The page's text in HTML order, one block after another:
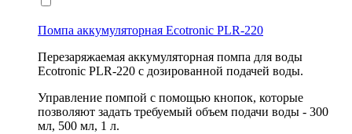
Помпа аккумуляторная Ecotronic PLR-220
Перезаряжаемая аккумуляторная помпа для воды
Ecotronic PLR-220 с дозированной подачей воды.
Управление помпой с помощью кнопок, которые
позволяют задать требуемый объем подачи воды - 300
мл, 500 мл, 1 л.